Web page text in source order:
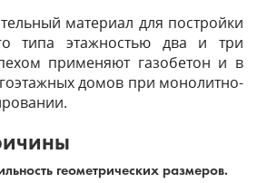
материал для постройки
типа этажностью два и три
применяют газобетон и в
домов при монолитно-
геометрических размеров.